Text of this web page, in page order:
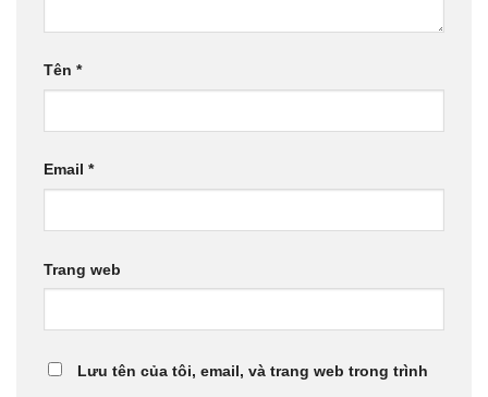
Tên *
Email *
Trang web
Lưu tên của tôi, email, và trang web trong trình